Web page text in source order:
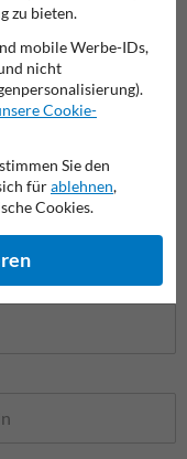
Verkehrsschilder
zu bieten.
mobile Werbe-IDs,
nicht
Cookie-
Sie den
fürablehnen,
Cookies.